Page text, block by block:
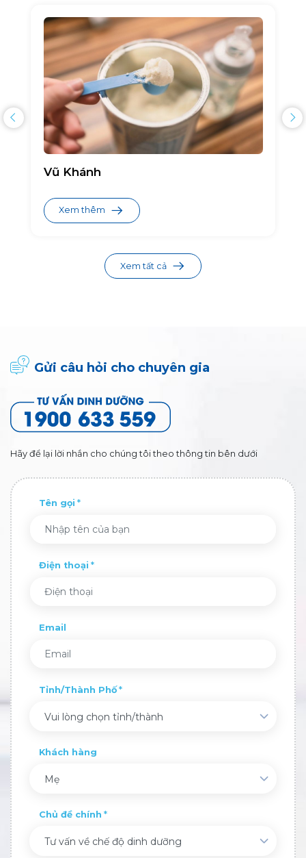
Vũ Khánh
Xem thêm
Xem tất cả
Gửi câu hỏi cho chuyên gia
Hãy để lại lời nhắn cho chúng tôi theo thông tin bên dưới
Tên gọi
Điện thoại
Email
Tỉnh/Thành Phố
Vui lòng chọn tỉnh/thành
Khách hàng
Mẹ
Chủ đề chính
Tư vấn về chế độ dinh dưỡng